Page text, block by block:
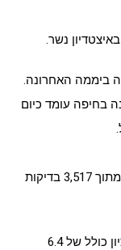
נשר.
ביממה האחרונה.
בחיפה עומד כיום
אחוז החיוביים בעיר גבוה מאד ועומד על 4.4% מתוך 3,517 בדיקות
של 6.4